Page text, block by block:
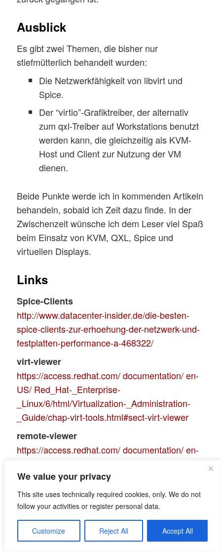
We value your privacy
This site uses technically required cookies, only. We do not
follow your activities or register personal data.
Customize Reject All Accept All
Ausblick
Es gibt zwei Themen, die bisher nur
stiefmütterlich behandelt wurden:
Die Netzwerkfähigkeit von libvirt und
Spice.
Der “virtio”-Grafiktreiber, der alternativ
zum qxl-Treiber auf Workstations benutzt
werden kann, die gleichzeitig als KVM-
Host und Client zur Nutzung der VM
dienen.
Beide Punkte werde ich in kommenden Artikeln
behandeln, sobald ich Zeit dazu finde. In der
Zwischenzeit wünsche ich dem Leser viel Spaß
beim Einsatz von KVM, QXL, Spice und
virtuellen Displays.
Links
Spice-Clients
http://www.datacenter-insider.de/die-besten-
spice-clients-zur-erhoehung-der-netzwerk-und-
festplatten-performance-a-468322/
virt-viewer
https://access.redhat.com/ documentation/ en-
US/ Red_Hat-_Enterprise-
_Linux/6/html/Virtualization-_Administration-
_Guide/chap-virt-tools.html#sect-virt-viewer
remote-viewer
https://access.redhat.com/ documentation/ en-
Virtualization-_Administration-_Guide/sect-
Graphic-_User-_Interface-_tools-_for-_guest-
_virtual-_machine-_management–
remote_viewer.html
In die Links wurden Minus-Zeichen eingefügt,